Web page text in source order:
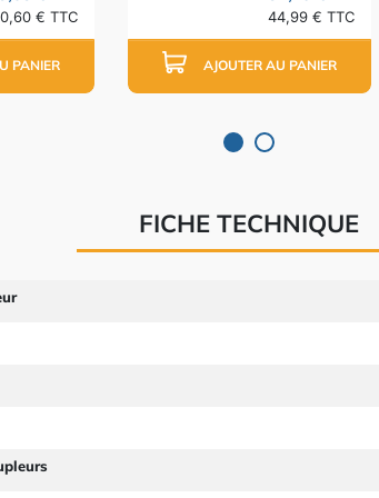
€ TTC
PANIER
44,99 € TTC
AJOUTER AU PANIER
FICHE TECHNIQUE